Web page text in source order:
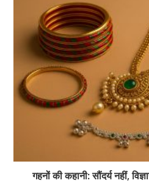
गहनों की कहानी: सौंदर्य नहीं,